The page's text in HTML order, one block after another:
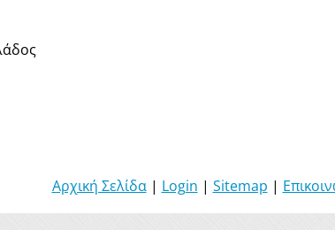
Αρχική Σελίδα| Login | Sitemap |